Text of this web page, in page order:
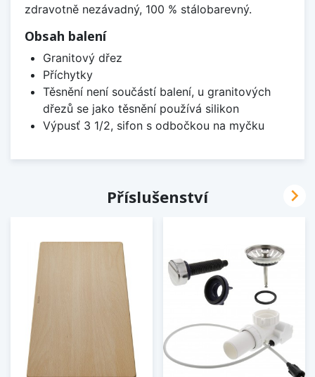
zdravotně nezávadný, 100 % stálobarevný.
Obsah balení
Granitový dřez
Příchytky
Těsnění není součástí balení, u granitových
dřezů se jako těsnění používá silikon
Výpusť 3 1/2, sifon s odbočkou na myčku
Příslušenství 